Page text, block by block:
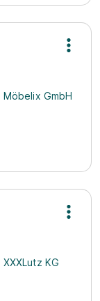
Möbelix GmbH
XXXLutz KG